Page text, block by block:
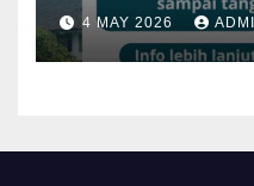
4 MAY 2026